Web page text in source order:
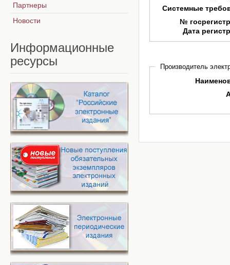
Системные
№
Дата
Производитель
Партнеры
Новости
Информационные
ресурсы